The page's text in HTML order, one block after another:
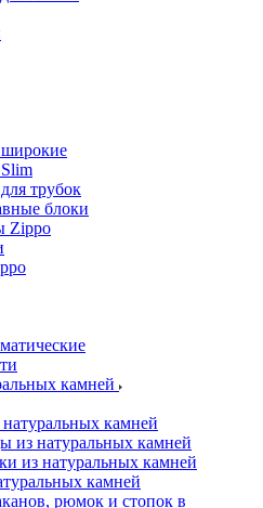
трубок
блоки
Zippo
камней
камней
из натуральных камней
из натуральных камней
камней
рюмок и стопок в